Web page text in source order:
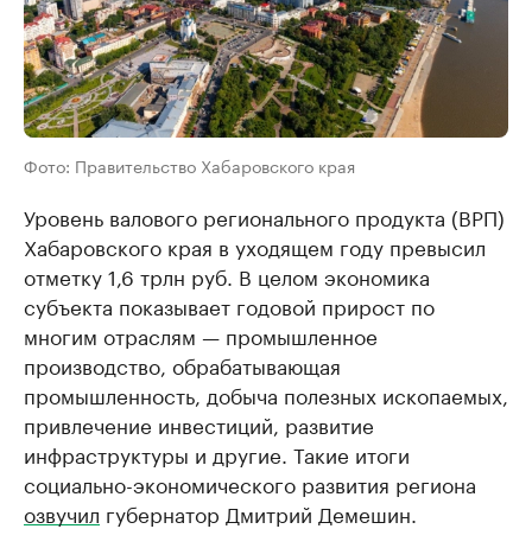
Фото: Правительство Хабаровского края
Уровень валового регионального продукта (ВРП)
Хабаровского края в уходящем году превысил
отметку 1,6 трлн руб. В целом экономика
субъекта показывает годовой прирост по
многим отраслям — промышленное
производство, обрабатывающая
промышленность, добыча полезных ископаемых,
привлечение инвестиций, развитие
инфраструктуры и другие. Такие итоги
социально-экономического развития региона
озвучил губернатор Дмитрий Демешин.